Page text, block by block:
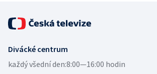
Divácké centrum
každý všední den:8:00—16:00 hodin